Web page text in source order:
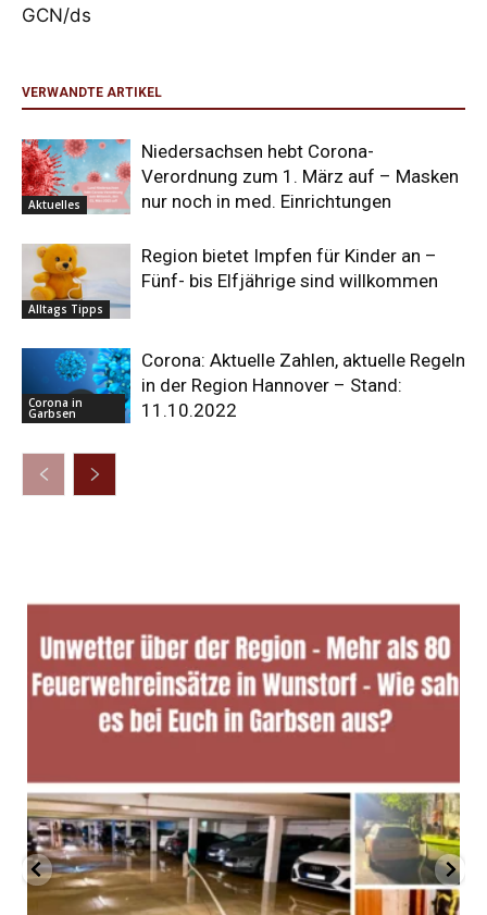
GCN/ds
VERWANDTE ARTIKEL
Aktuelles
Niedersachsen hebt Corona-
Verordnung zum 1. März auf – Masken
nur noch in med. Einrichtungen
Alltags Tipps
Region bietet Impfen für Kinder an –
Fünf- bis Elfjährige sind willkommen
Corona in
Garbsen
Corona: Aktuelle Zahlen, aktuelle Regeln
in der Region Hannover – Stand:
11.10.2022